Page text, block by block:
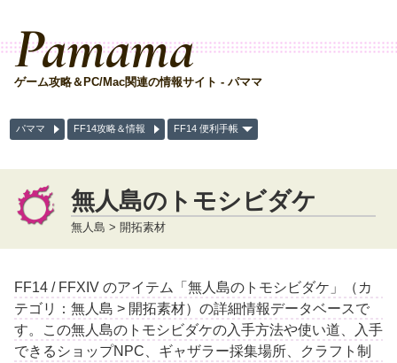
Pamama
ゲーム攻略＆PC/Mac関連の情報サイト - パママ
パママ FF14攻略＆情報 FF14 便利手帳
無人島のトモシビダケ
無人島 > 開拓素材
FF14 / FFXIV のアイテム「無人島のトモシビダケ」（カ
テゴリ：無人島 > 開拓素材）の詳細情報データベースで
す。この無人島のトモシビダケの入手方法や使い道、入手
できるショップNPC、ギャザラー採集場所、クラフト制